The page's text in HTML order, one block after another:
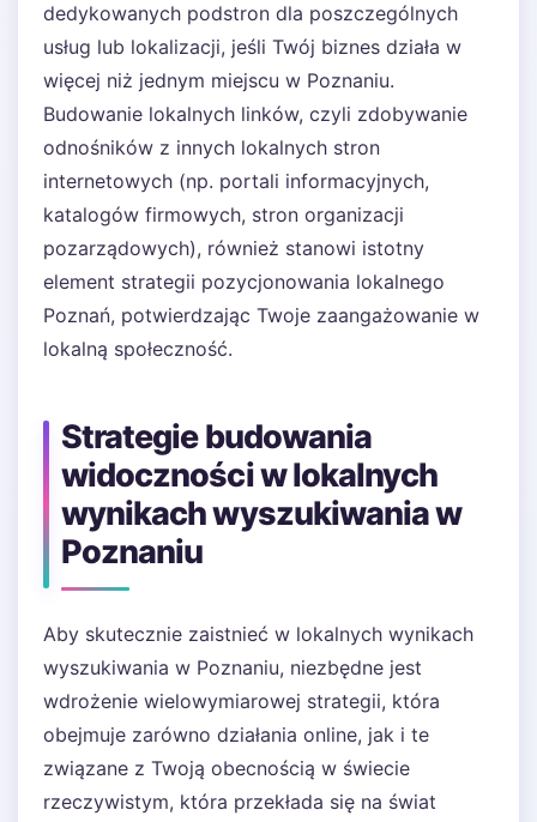
dedykowanych podstron dla poszczególnych
usług lub lokalizacji, jeśli Twój biznes działa w
więcej niż jednym miejscu w Poznaniu.
Budowanie lokalnych linków, czyli zdobywanie
odnośników z innych lokalnych stron
internetowych (np. portali informacyjnych,
katalogów firmowych, stron organizacji
pozarządowych), również stanowi istotny
element strategii pozycjonowania lokalnego
Poznań, potwierdzając Twoje zaangażowanie w
lokalną społeczność.
Strategie budowania
widoczności w lokalnych
wynikach wyszukiwania w
Poznaniu
Aby skutecznie zaistnieć w lokalnych wynikach
wyszukiwania w Poznaniu, niezbędne jest
wdrożenie wielowymiarowej strategii, która
obejmuje zarówno działania online, jak i te
związane z Twoją obecnością w świecie
rzeczywistym, która przekłada się na świat